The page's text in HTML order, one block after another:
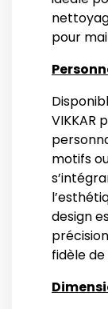
pour
VIKKAR
motifs
design
fidèle